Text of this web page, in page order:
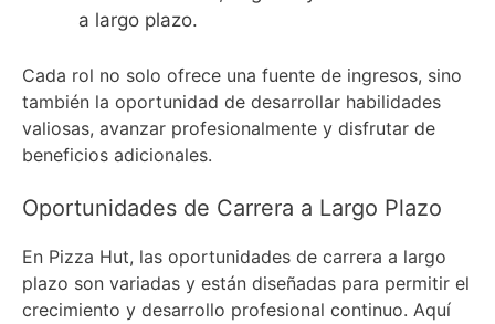
a largo plazo.
Cada rol no solo ofrece una fuente de ingresos, sino
también la oportunidad de desarrollar habilidades
valiosas, avanzar profesionalmente y disfrutar de
beneficios adicionales.
Oportunidades de Carrera a Largo Plazo
En Pizza Hut, las oportunidades de carrera a largo
plazo son variadas y están diseñadas para permitir el
crecimiento y desarrollo profesional continuo. Aquí